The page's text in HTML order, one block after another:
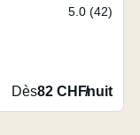
5.0 (42)
Dès82 CHF/nuit